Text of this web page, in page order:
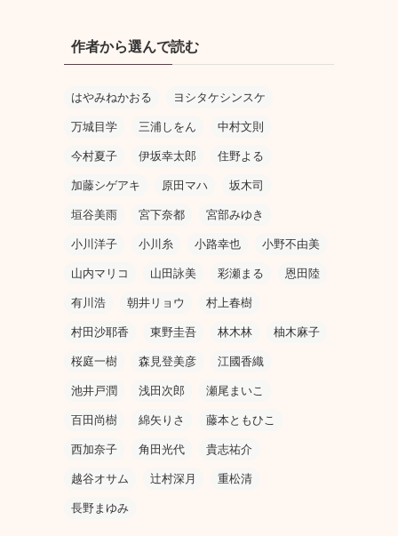
作者から選んで読む
はやみねかおる ヨシタケシンスケ
万城目学 三浦しをん 中村文則
今村夏子 伊坂幸太郎 住野よる
加藤シゲアキ 原田マハ 坂木司
垣谷美雨 宮下奈都 宮部みゆき
小川洋子 小川糸 小路幸也 小野不由美
山内マリコ 山田詠美 彩瀬まる 恩田陸
有川浩 朝井リョウ 村上春樹
村田沙耶香 東野圭吾 林木林 柚木麻子
桜庭一樹 森見登美彦 江國香織
池井戸潤 浅田次郎 瀬尾まいこ
百田尚樹 綿矢りさ 藤本ともひこ
西加奈子 角田光代 貴志祐介
越谷オサム 辻村深月 重松清
長野まゆみ